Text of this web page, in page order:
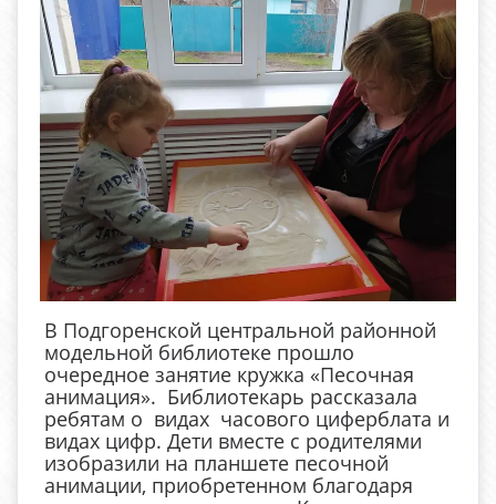
В Подгоренской центральной районной
модельной библиотеке прошло
очередное занятие кружка «Песочная
анимация». Библиотекарь рассказала
ребятам о видах часового циферблата и
видах цифр. Дети вместе с родителями
изобразили на планшете песочной
анимации, приобретенном благодаря